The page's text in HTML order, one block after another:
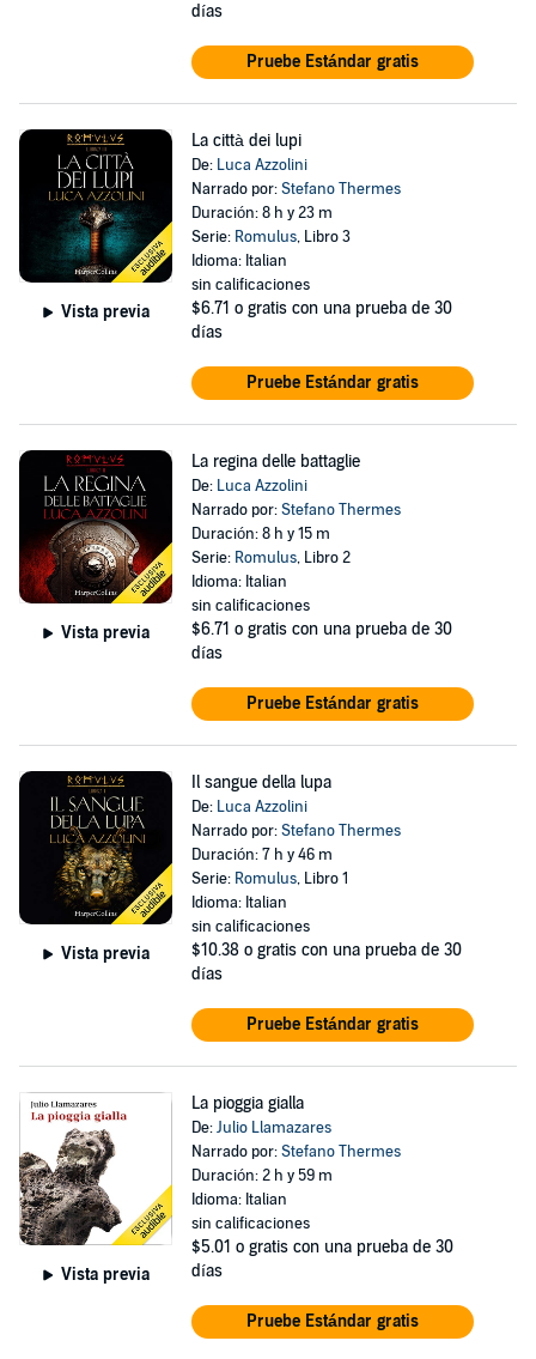
días
Pruebe Estándar gratis
Vista previa
La città dei lupi
De: Luca Azzolini
Narrado por:Stefano Thermes
Duración: 8 h y 23 m
Serie: Romulus, Libro 3
Idioma: Italian
sin calificaciones
$6.71 o gratis con una prueba de 30
días
Pruebe Estándar gratis
Vista previa
La regina delle battaglie
De: Luca Azzolini
Narrado por:Stefano Thermes
Duración: 8 h y 15 m
Serie: Romulus, Libro 2
Idioma: Italian
sin calificaciones
$6.71 o gratis con una prueba de 30
días
Pruebe Estándar gratis
Vista previa
Il sangue della lupa
De: Luca Azzolini
Narrado por:Stefano Thermes
Duración: 7 h y 46 m
Serie: Romulus, Libro 1
Idioma: Italian
sin calificaciones
$10.38 o gratis con una prueba de 30
días
Pruebe Estándar gratis
Vista previa
La pioggia gialla
De:Julio Llamazares
Narrado por:Stefano Thermes
Duración: 2 h y 59 m
Idioma: Italian
sin calificaciones
$5.01 o gratis con una prueba de 30
días
Pruebe Estándar gratis